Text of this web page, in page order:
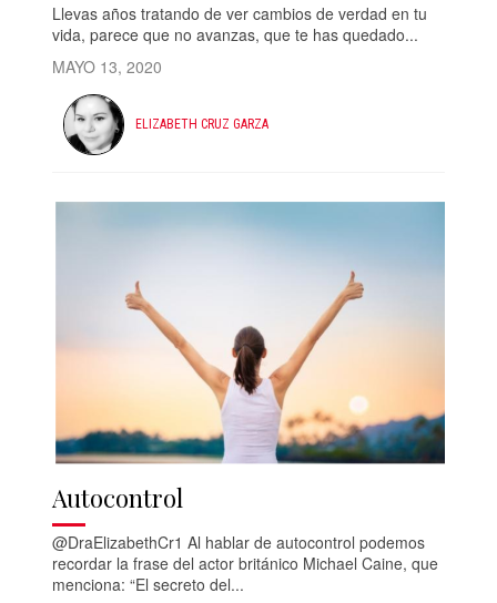
Llevas años tratando de ver cambios de verdad en tu
vida, parece que no avanzas, que te has quedado...
MAYO 13, 2020
ELIZABETH CRUZ GARZA
Autocontrol
@DraElizabethCr1 Al hablar de autocontrol podemos
recordar la frase del actor británico Michael Caine, que
menciona: “El secreto del...